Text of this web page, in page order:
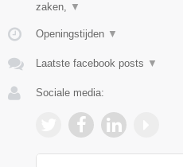
zaken, ▼
Openingstijden ▼
Laatste facebook posts ▼
Sociale media: